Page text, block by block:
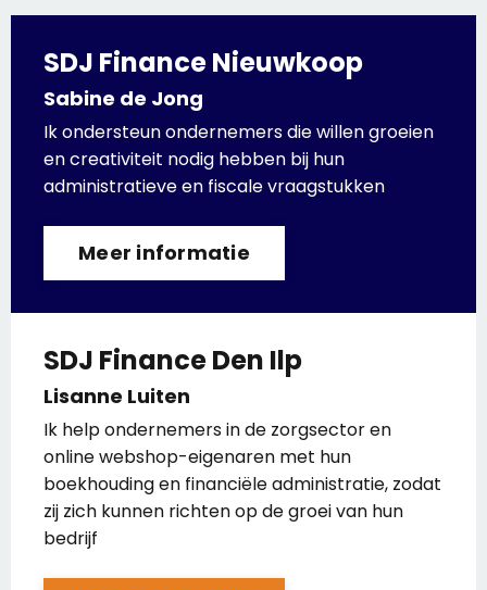
SDJ Finance Nieuwkoop
Sabine de Jong
Ik ondersteun ondernemers die willen groeien
en creativiteit nodig hebben bij hun
administratieve en fiscale vraagstukken
Meer informatie
SDJ Finance Den Ilp
Lisanne Luiten
Ik help ondernemers in de zorgsector en
online webshop-eigenaren met hun
boekhouding en financiële administratie, zodat
zij zich kunnen richten op de groei van hun
bedrijf